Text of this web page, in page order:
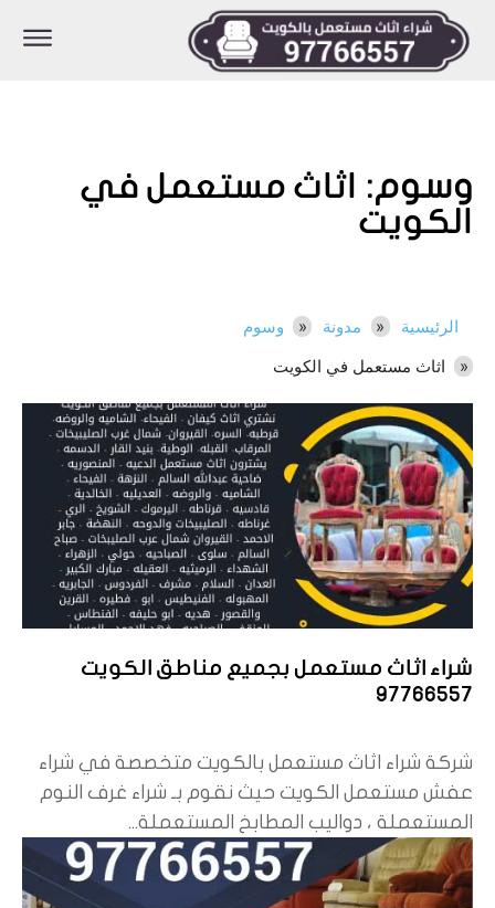
وسوم: اثاث مستعمل في
الكويت
الرئيسية مدونة
وسوم
اثاث مستعمل في الكويت
شراء اثاث مستعمل بجميع مناطق الكويت
97766557
شركة شراء اثاث مستعمل بالكويت متخصصة في شراء
عفش مستعمل الكويت حيث نقوم بـ شراء غرف النوم
المستعملة ، دواليب المطابخ المستعملة...